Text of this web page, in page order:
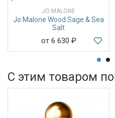
JO MALONE
Jo Malone Wood Sage & Sea
Salt
от 6 630 ₽
С этим товаром